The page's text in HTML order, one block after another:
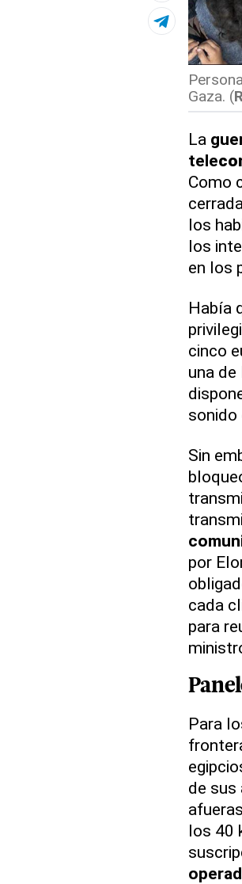
Gaza. (
La
tele
Como
los
los
en los
Había
cinco
una
sonido
Sin
por
cada
para
Para
de sus
los 40